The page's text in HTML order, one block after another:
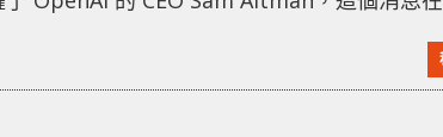
將擔任臨時 CEO，該公司表示，並將進行正式
募。Pachocki 曾擔任該公司的研究總監，